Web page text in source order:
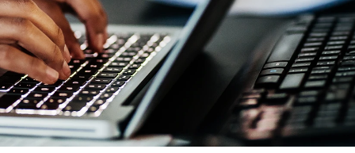
CRM Wissenszentrum
CRM News
Was ist CRM?